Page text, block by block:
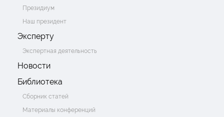
Президиум
Наш президент
Эксперту
Экспертная деятельность
Новости
Библиотека
Сборник статей
Материалы конференций